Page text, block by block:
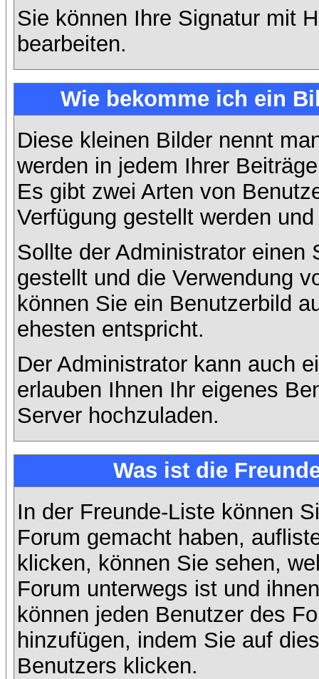
Sie können Ihre Signatur mit
bearbeiten.
Wie bekomme ich ein
Diese kleinen Bilder nennt
werden in jedem Ihrer
Es gibt zwei Arten von
Verfügung gestellt werden
Sollte der Administrator einen
gestellt und die Verwendung
können Sie ein Benutzerbild
ehesten entspricht.
Der Administrator kann auch
erlauben Ihnen Ihr eigenes
Server hochzuladen.
Was ist die
In der Freunde-Liste können
Forum gemacht haben,
klicken, können Sie sehen,
Forum unterwegs ist und
können jeden Benutzer des
hinzufügen, indem Sie auf
Benutzers klicken.